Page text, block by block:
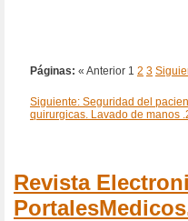
Páginas: « Anterior 1 2 3
Siguiente: Seguridad del
quirurgicas. Lavado de manos
Revista